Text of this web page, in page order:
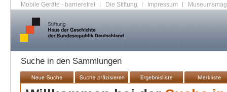
Mobile Geräte - barrierefrei | Die Stiftung | Impressum |
Suche in den Sammlungen